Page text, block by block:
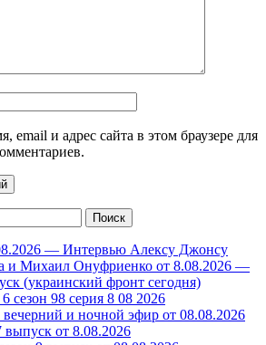
email и адрес сайта в этом браузере для
— Интервью Алексу Джонсу
и Михаил Онуфриенко от 8.08.2026 —
(украинский фронт сегодня)
сезон 98 серия 8 08 2026
и ночной эфир от 08.08.2026
от 8.08.2026